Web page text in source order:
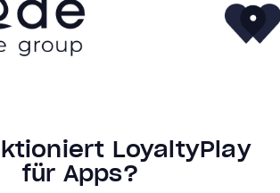
LoyaltyPlay
für Apps?